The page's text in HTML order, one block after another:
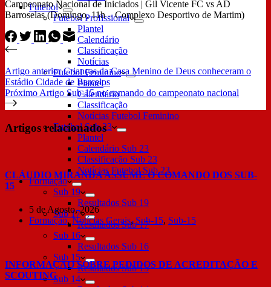
Futebol
Futebol Profissional
Plantel
Calendário
Classificação
Notícias
Futebol Feminino
Plantel
Calendário
Classificação
Notícias Futebol Feminino
Futebol Sub 23
Plantel
Calendário Sub 23
Classificação Sub 23
Notícias Futebol Sub 23
Formação
Sub 19
Resultados Sub 19
Sub 17
Resultados Sub 17
Sub 16
Resultados Sub 16
Sub 15
Resultados Sub 15
Sub 14
Campeonato Nacional de Iniciados | Gil Vicente FC vs AD
Barroselas (Domingo, 11h – Complexo Desportivo de Martim)
Artigo anteriorCrianças da Casa Menino de Deus conheceram o
Estádio Cidade de Barcelos
Próximo Artigo Sub-15 no comando do campeonato nacional
Artigos relacionados
CLÁUDIO MIRANDA ASSUME O COMANDO DOS SUB-
15
5 de Agosto, 2026
Formação,Notícias Gerais, Sub-15, Sub-15
INFORMAÇÃO SOBRE PEDIDOS DE ACREDITAÇÃO E
SCOUTING